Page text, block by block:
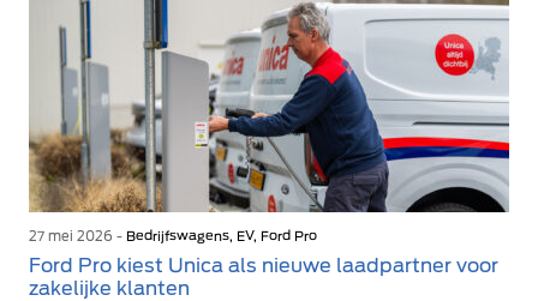
27 mei 2026 - Bedrijfswagens, EV, Ford Pro
Ford Pro kiest Unica als nieuwe laadpartner voor
zakelijke klanten